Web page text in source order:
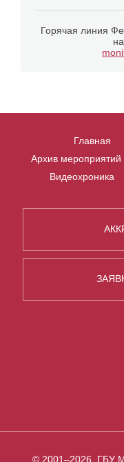
Горячая линия
Главная
Архив мероприятий
Видеохроника
© 2001–2026, ГБУ